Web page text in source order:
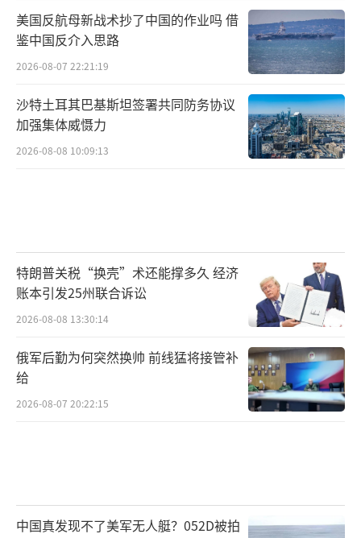
局不能接受的现象出现了，大陆的发展进步惊
艳全球，让身为炎黄子孙的台湾同胞与有荣
焉。很多岛内民众认识到，大陆越强大，台湾
安全越有保障。台湾大学教授苑举正指出，台
湾年轻人看了九三阅兵后，思想已经有所转
变。有台青直言，“我们都是中华民族，与其
全感，祖国越强大，我们的未来才更好”。大
量岛内网友刷屏留言“我来自台湾，以身为中
国人为荣”。中国国民党前主席洪秀柱观看阅
兵后感慨，没有谁再能欺凌我们炎黄子孙，更
加为身为中国人骄傲。
谭主观察，这次九三阅兵直播在岛内的后
解真正的大陆、越来越为大陆发展感到自豪，
民进党再想睁眼说瞎话还会有人信吗？
美国反航母新战术抄了中国的作业吗 借
鉴中国反介入思路
2026-08-07 22:21:19
沙特土耳其巴基斯坦签署共同防务协议
加强集体威慑力
2026-08-08 10:09:13
特朗普关税“换壳”术还能撑多久 经济
账本引发25州联合诉讼
2026-08-08 13:30:14
俄军后勤为何突然换帅 前线猛将接管补
给
2026-08-07 20:22:15
中国真发现不了美军无人艇？052D被拍